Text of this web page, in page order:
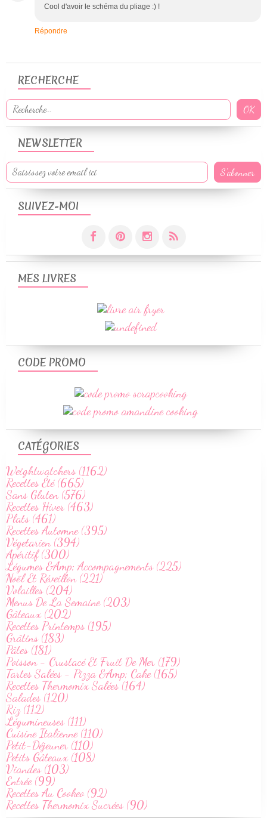
Cool d'avoir le schéma du pliage :) !
Répondre
NEWSLETTER
SUIVEZ-MOI
RECHERCHE
CATÉGORIES
Weightwatchers (1162)
Recettes Été (665)
Sans Gluten (576)
Recettes Hiver (463)
Plats (461)
Recettes Automne (395)
Végetarien (394)
Apéritif (300)
Légumes &Amp; Accompagnements (225)
Noël Et Réveillon (221)
Volailles (204)
Menus De La Semaine (203)
Gâteaux (202)
Recettes Printemps (195)
Grâtins (183)
Pâtes (181)
Poisson - Crustacé Et Fruit De Mer (179)
Tartes Salées - Pizza &Amp; Cake (165)
Recettes Thermomix Salées (164)
Salades (120)
Riz (112)
Légumineuses (111)
Cuisine Italienne (110)
Petit-Déjeuner (110)
Petits Gâteaux (108)
Viandes (103)
Entrée (99)
Recettes Au Cookeo (92)
Recettes Thermomix Sucrées (90)
MES LIVRES
CODE PROMO